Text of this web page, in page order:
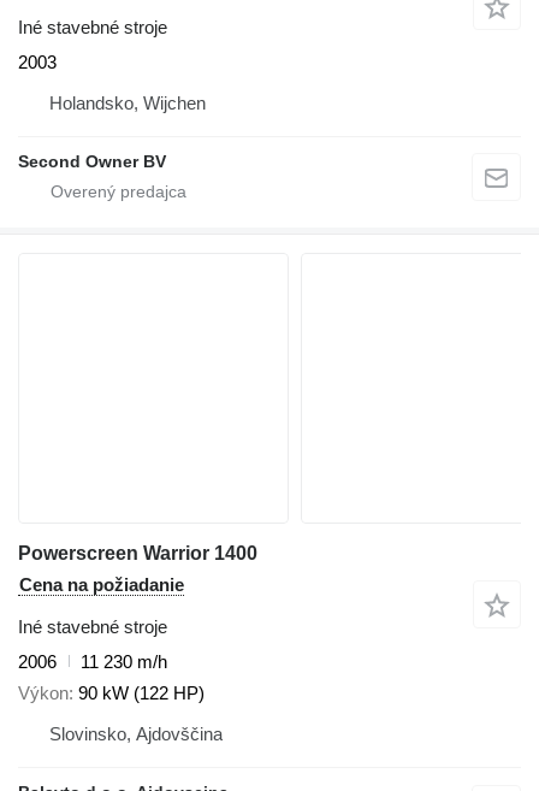
Iné stavebné stroje
2003
Holandsko, Wijchen
Second Owner BV
Powerscreen Warrior 1400
Cena na požiadanie
Iné stavebné stroje
2006
11 230 m/h
Výkon 90 kW (122 HP)
Slovinsko, Ajdovščina